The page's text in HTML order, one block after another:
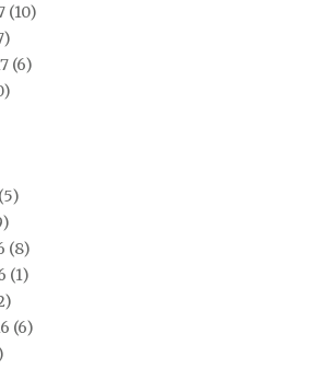
(10)
(6)
(5)
(8)
(1)
(6)